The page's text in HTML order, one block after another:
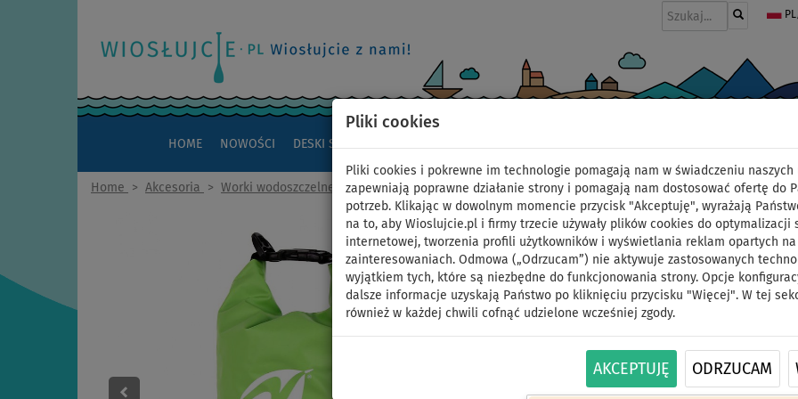
Pliki cookies
Pliki cookies i pokrewne im technologie pomagają nam w świadczeniu naszych
zapewniają poprawne działanie strony i pomagają nam dostosować ofertę do
potrzeb. Klikając w dowolnym momencie przycisk "Akceptuję", wyrażają
na to, aby Wioslujcie.pl i firmy trzecie używały plików cookies do optymalizacji
internetowej, tworzenia profili użytkowników i wyświetlania reklam opartych na
zainteresowaniach. Odmowa („Odrzucam”) nie aktywuje zastosowanych
wyjątkiem tych, które są niezbędne do funkcjonowania strony. Opcje
dalsze informacje uzyskają Państwo po kliknięciu przycisku "Więcej". W tej
również w każdej chwili cofnąć udzielone wcześniej zgody.
AKCEPTUJĘ ODRZUCAM
HOME NOWOŚCI DESKI SUP
Home > Akcesoria > Worki wodoszczelne >10 litrów
Wodoszczelny worek
kolor: zielony
ID: 12351387129